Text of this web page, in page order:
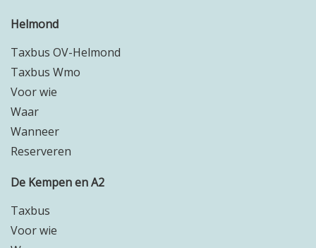
Helmond
Taxbus OV-Helmond
Taxbus Wmo
Voor wie
Waar
Wanneer
Reserveren
De Kempen en A2
Taxbus
Voor wie